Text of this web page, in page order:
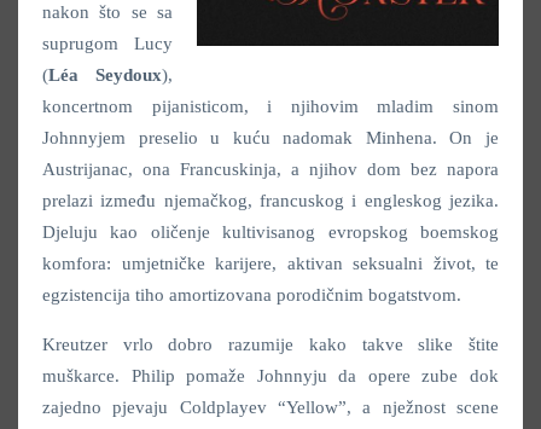
nakon što se sa
suprugom Lucy
(Léa Seydoux),
koncertnom pijanisticom, i njihovim mladim sinom
Johnnyjem preselio u kuću nadomak Minhena. On je
Austrijanac, ona Francuskinja, a njihov dom bez napora
prelazi između njemačkog, francuskog i engleskog jezika.
Djeluju kao oličenje kultivisanog evropskog boemskog
komfora: umjetničke karijere, aktivan seksualni život, te
egzistencija tiho amortizovana porodičnim bogatstvom.
Kreutzer vrlo dobro razumije kako takve slike štite
muškarce. Philip pomaže Johnnyju da opere zube dok
zajedno pjevaju Coldplayev “Yellow”, a nježnost scene